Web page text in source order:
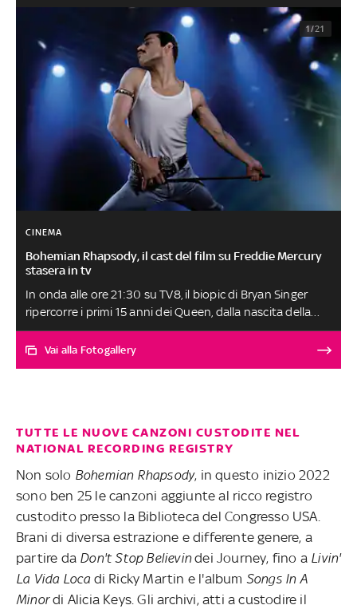
1/21
CINEMA
Bohemian Rhapsody, il cast del film su Freddie Mercury
stasera in tv
In onda alle ore 21:30 su TV8, il biopic di Bryan Singer
ripercorre i primi 15 anni dei Queen, dalla nascita della
band nel 1970 fino al concerto Live Aid del 1985. In
particolare, la pellicola si concentra sulla vita di Farrokh
Vai alla Fotogallery
TUTTE LE NUOVE CANZONI CUSTODITE NEL
NATIONAL RECORDING REGISTRY
Non solo Bohemian Rhapsody, in questo inizio 2022
sono ben 25 le canzoni aggiunte al ricco registro
custodito presso la Biblioteca del Congresso USA.
Brani di diversa estrazione e differente genere, a
partire da Don't Stop Believindei Journey, fino a Livin'
La Vida Locadi Ricky Martin e l'album Songs In A
Minordi Alicia Keys. Gli archivi, atti a custodire il